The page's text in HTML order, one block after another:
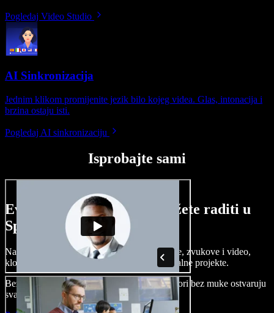
Pogledaj Video Studio
AI Sinkronizacija
Jednim klikom promijenite jezik bilo kojeg videa. Glas, intonacija i
brzina ostaju isti.
Pogledaj AI sinkronizaciju
Isprobajte sami
Evo malog pregleda što možete raditi u
Speechify Studiju.
Napravite voice overe, dodajte besplatne slike, zvukove i video,
klonirajte svoj glas i složite sjajne audio-vizualne projekte.
Bez učenja i sve dostupno u pregledniku, autori bez muke ostvaruju
svaku kreativnu ideju.